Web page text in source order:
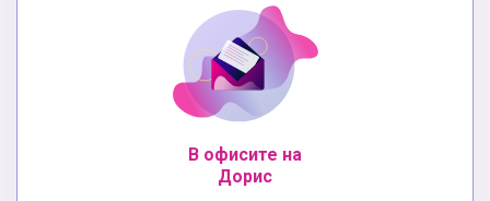
В офисите на
Дорис